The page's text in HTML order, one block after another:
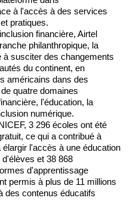
à l'accès à des services
pratiques.
financière, Airtel
philanthropique, la
à susciter des changements
du continent, en
américains dans des
quatre domaines
l'éducation, la
numérique.
3 296 écoles ont été
ce qui a contribué à
l'accès à une éducation
et 38 868
d'apprentissage
permis à plus de 11 millions
des contenus éducatifs